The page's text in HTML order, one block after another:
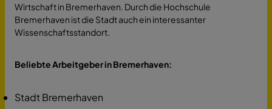
Wirtschaft in Bremerhaven. Durch die Hochschule
Bremerhaven ist die Stadt auch ein interessanter
Wissenschaftsstandort.
Beliebte Arbeitgeber in Bremerhaven:
Stadt Bremerhaven